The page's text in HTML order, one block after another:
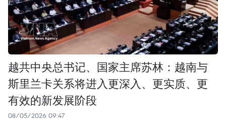
越共中央总书记、国家主席苏林：越南与
斯里兰卡关系将进入更深入、更实质、更
有效的新发展阶段
08/05/2026 09:47